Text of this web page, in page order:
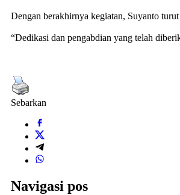
Dengan berakhirnya kegiatan, Suyanto
“Dedikasi dan pengabdian yang telah
Sebarkan
Navigasi pos